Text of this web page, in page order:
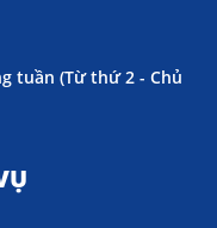
tuần (Từ thứ 2 - Chủ